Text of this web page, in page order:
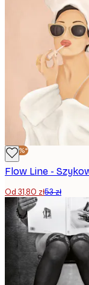
-40%*
Od 31,80 zł53 zł